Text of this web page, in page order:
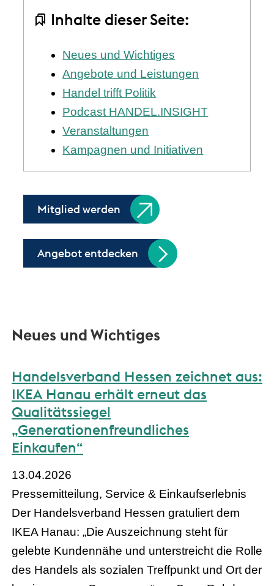
Inhalte dieser Seite:
Neues und Wichtiges
Angebote und Leistungen
Handel trifft Politik
Podcast HANDEL.INSIGHT
Veranstaltungen
Kampagnen und Initiativen
Mitglied werden
Angebot entdecken
Neues und Wichtiges
Handelsverband Hessen zeichnet aus:
IKEA Hanau erhält erneut das
Qualitätssiegel
„Generationenfreundliches
Einkaufen“
13.04.2026
Pressemitteilung, Service & Einkaufserlebnis
Der Handelsverband Hessen gratuliert dem
IKEA Hanau: „Die Auszeichnung steht für
gelebte Kundennähe und unterstreicht die Rolle
des Handels als sozialen Treffpunkt und Ort der